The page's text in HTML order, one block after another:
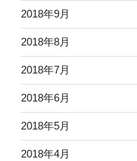
2018年9月
2018年8月
2018年7月
2018年6月
2018年5月
2018年4月